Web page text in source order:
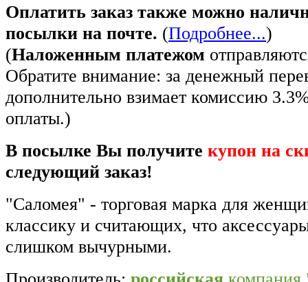
Оплатить заказ также можно
посылки на почте. (Подробнее...)
(Наложенным платежом
Обратите внимание: за денежный
дополнительно взимает комиссию
оплаты.)
В посылке Вы получите купон на
следующий заказ!
"Саломея" - торговая марка для
классику и считающих, что
слишком вычурными.